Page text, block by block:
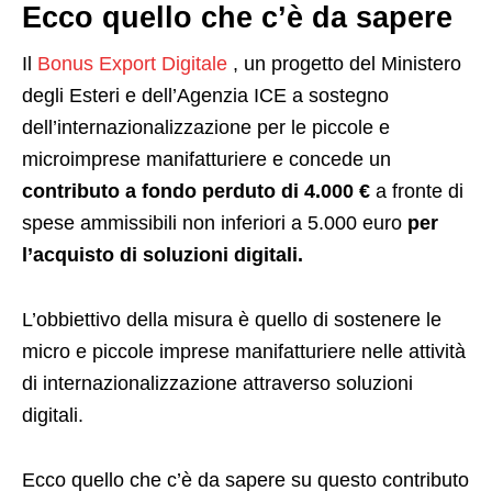
Ecco quello che c’è da sapere
I Bonus Export Digitale , un progetto del Ministero
degli Esteri e dell’Agenzia ICE a sostegno
dell’internazionalizzazione per le piccole e
microimprese manifatturiere e concede un
contributo a fondo perduto di 4.000 € a fronte di
spese ammissibili non inferiori a 5.000 euro per
l’acquisto di soluzioni digitali.
L’obbiettivo della misura è quello di sostenere le
micro e piccole imprese manifatturiere nelle attività
di internazionalizzazione attraverso soluzioni
digitali.
Ecco quello che c’è da sapere su questo contributo